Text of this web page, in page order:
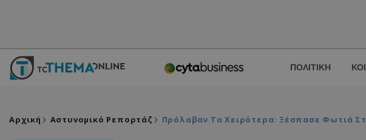
ΠΟΛΙΤΙΚΗ
Αρχική Αστυνομικό Ρεπορτάζ Πρόλαβαν Τα Χειρότερα: Ξέσπασε Φωτιά